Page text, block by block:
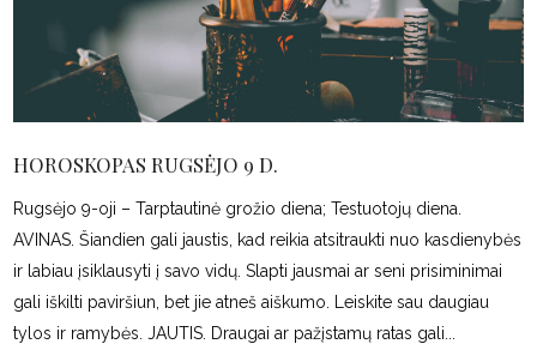
HOROSKOPAS RUGSĖJO 9 D.
Rugsėjo 9-oji – Tarptautinė grožio diena; Testuotojų diena.
AVINAS. Šiandien gali jaustis, kad reikia atsitraukti nuo kasdienybės
ir labiau įsiklausyti į savo vidų. Slapti jausmai ar seni prisiminimai
gali iškilti paviršiun, bet jie atneš aiškumo. Leiskite sau daugiau
tylos ir ramybės. JAUTIS. Draugai ar pažįstamų ratas gali